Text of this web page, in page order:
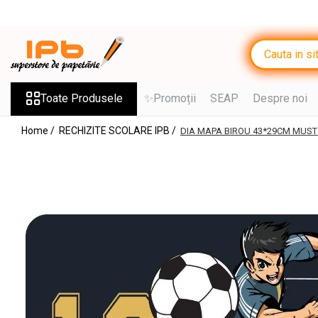
Toate Produsele
Ghiozdane, Rucsacuri, Trolere
Penare, Etuiuri, Necessaire
Caiete de Calitate
Stilouri si Rollere cu Cerneala
Toate Produsele ✨Promoții SEAP Despre noi
Home / RECHIZITE SCOLARE IPB / DIA MAPA BIROU 43*29CM